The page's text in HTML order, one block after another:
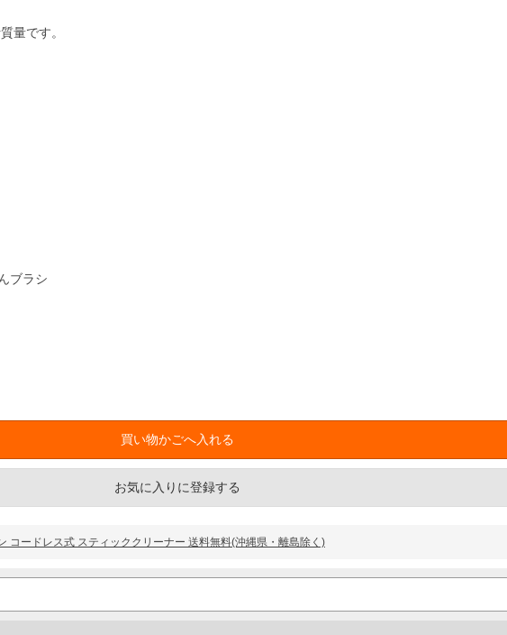
量です。
ブラシ
お気に入りに登録する
コードレス式 スティッククリーナー 送料無料(沖縄県・離島除く)